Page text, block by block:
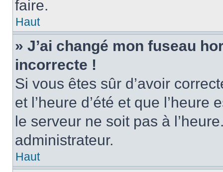
faire.
Haut
» J’ai changé mon fuseau
incorrecte !
Si vous êtes sûr d’avoir
et l’heure d’été et que
le serveur ne soit pas à
administrateur.
Haut